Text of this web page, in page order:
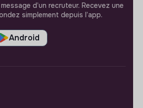
d’un recruteur. Recevez une
simplement depuis l’app.
Android